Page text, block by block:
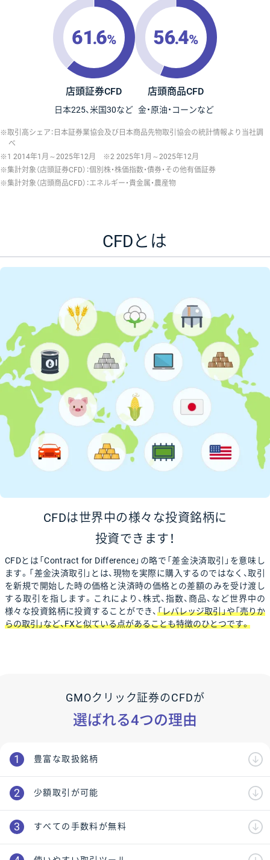
店頭証券CFD
日本225、米国30など
店頭商品CFD
金・原油・コーンなど
取引高シェア：日本証券業協会及び日本商品先物取引協会の統計情報より当社調
べ
1 2014年1月～2025年12月 ※2 2025年1月～2025年12月
集計対象（店頭証券CFD）：個別株・株価指数・債券・その他有価証券
集計対象（店頭商品CFD）：エネルギー・貴金属・農産物
CFDとは
CFDは世界中の様々な投資銘柄に
投資できます！
CFDとは「Contract for Difference」の略で「差金決済取引」を意味し
ます。「差金決済取引」とは、現物を実際に購入するのではなく、取引
を新規で開始した時の価格と決済時の価格との差額のみを受け渡し
する取引を指します。これにより、株式、指数、商品、など世界中の
様々な投資銘柄に投資することができ、 「レバレッジ取引」や「売りか
らの取引」など、FXと似ている点があることも特徴のひとつです。
GMOクリック証券のCFDが
選ばれる4つの理由
豊富な取扱銘柄
少額取引が可能
すべての手数料が無料